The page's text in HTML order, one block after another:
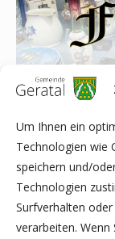
Um Ihnen ein
Technologien wie
speichern und/
Technologien
Surfverhalten
verarbeiten.
Am 03.
Dorffestes ein
Kickelhähnchen